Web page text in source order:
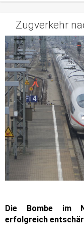
Zugverkehr
Die Bombe im
erfolgreich